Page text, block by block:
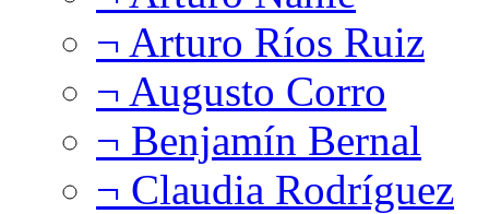
¬ Arturo Ríos Ruiz
¬ Augusto Corro
¬ Benjamín Bernal
¬ Claudia Rodríguez